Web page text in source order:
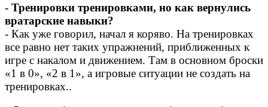
- Тренировки тренировками, но как вернулись
вратарские навыки?
- Как уже говорил, начал я коряво. На тренировках
все равно нет таких упражнений, приближенных к
игре с накалом и движением. Там в основном броски
«1 в 0», «2 в 1», а игровые ситуации не создать на
тренировках..